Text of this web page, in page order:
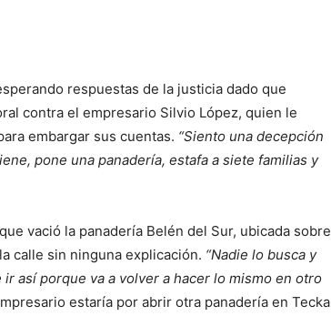
respuestas de la justicia dado que
contra el empresario Silvio López, quien le
embargar sus cuentas. “Siento una decepción
pone una panadería, estafa a siete familias y
vació la panadería Belén del Sur, ubicada sobre
calle sin ninguna explicación. “Nadie lo busca y
así porque va a volver a hacer lo mismo en otro
estaría por abrir otra panadería en Tecka